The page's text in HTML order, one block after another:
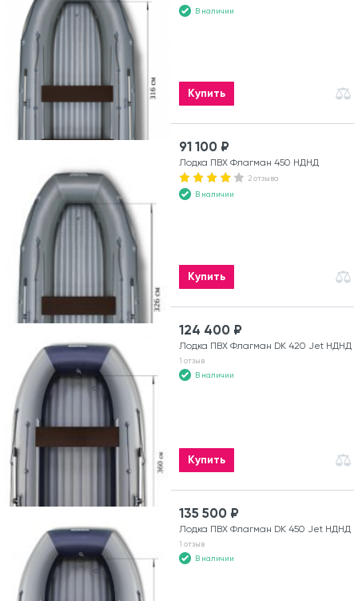
В наличии
Купить
91 100 ₽
Лодка ПВХ Флагман 450 НДНД
2 отзыва
В наличии
Купить
124 400 ₽
Лодка ПВХ Флагман DK 420 Jet НДНД
1 отзыв
В наличии
Купить
135 500 ₽
Лодка ПВХ Флагман DK 450 Jet НДНД
1 отзыв
В наличии